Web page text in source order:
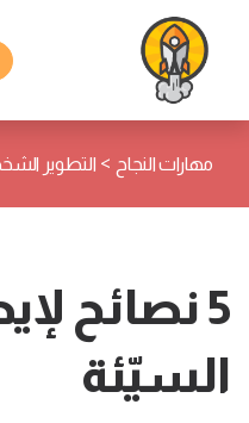
مهارات النجاح > التطوير
5 نصائح
السيّئة